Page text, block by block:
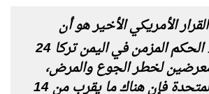
الأمريكي الأخير هو أن
الحرب وسوء الحكم المزمن في اليمن تركا 24
لخطر الجوع والمرض،
ووفقًا للأمم المتحدة فإن هناك ما يقرب من 14